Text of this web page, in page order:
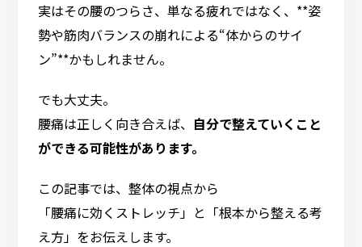
実はその腰のつらさ、単なる疲れではなく、**姿
勢や筋肉バランスの崩れによる“体からのサイ
ン”**かもしれません。
でも大丈夫。
腰痛は正しく向き合えば、 自分で整えていくこと
ができる可能性があります。
この記事では、整体の視点から
「腰痛に効くストレッチ」と「根本から整える考
え方」をお伝えします。